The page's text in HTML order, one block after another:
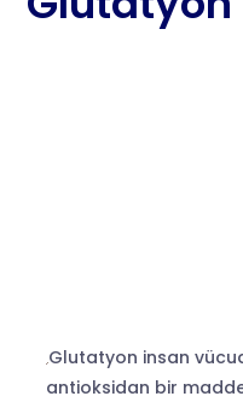
Glutatyon insan
antioksidan bir